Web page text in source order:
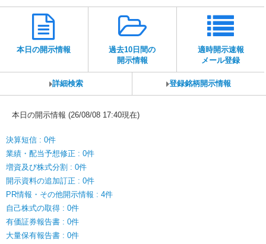
本日の開示情報
過去10日間の
開示情報
適時開示速報
メール登録
詳細検索 登録銘柄開示情報
本日の開示情報 (26/08/08 17:40現在)
決算短信 : 0件
業績・配当予想修正 : 0件
増資及び株式分割 : 0件
開示資料の追加訂正 : 0件
PR情報・その他開示情報 : 4件
自己株式の取得 : 0件
有価証券報告書 : 0件
大量保有報告書 : 0件